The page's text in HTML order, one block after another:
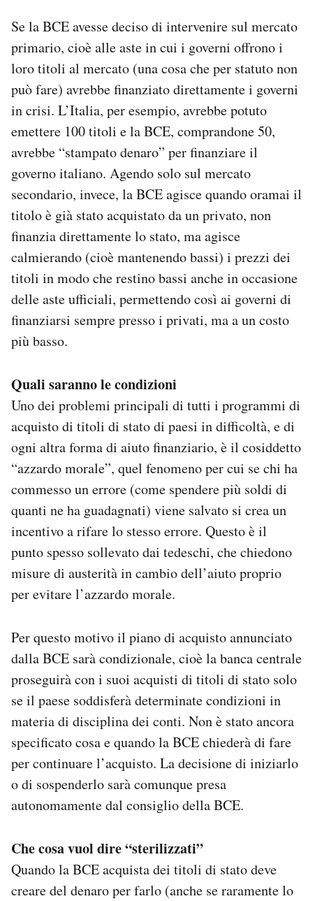
Se la BCE avesse deciso di intervenire sul mercato
primario, cioè alle aste in cui i governi offrono i
loro titoli al mercato (una cosa che per statuto non
può fare) avrebbe finanziato direttamente i governi
in crisi. L’Italia, per esempio, avrebbe potuto
emettere 100 titoli e la BCE, comprandone 50,
avrebbe “stampato denaro” per finanziare il
governo italiano. Agendo solo sul mercato
secondario, invece, la BCE agisce quando oramai il
titolo è già stato acquistato da un privato, non
finanzia direttamente lo stato, ma agisce
calmierando (cioè mantenendo bassi) i prezzi dei
titoli in modo che restino bassi anche in occasione
delle aste ufficiali, permettendo così ai governi di
finanziarsi sempre presso i privati, ma a un costo
più basso.
Quali saranno le condizioni
Uno dei problemi principali di tutti i programmi di
acquisto di titoli di stato di paesi in difficoltà, e di
ogni altra forma di aiuto finanziario, è il cosiddetto
“azzardo morale”, quel fenomeno per cui se chi ha
commesso un errore (come spendere più soldi di
quanti ne ha guadagnati) viene salvato si crea un
incentivo a rifare lo stesso errore. Questo è il
punto spesso sollevato dai tedeschi, che chiedono
misure di austerità in cambio dell’aiuto proprio
per evitare l’azzardo morale.
Per questo motivo il piano di acquisto annunciato
dalla BCE sarà condizionale, cioè la banca centrale
proseguirà con i suoi acquisti di titoli di stato solo
se il paese soddisferà determinate condizioni in
materia di disciplina dei conti. Non è stato ancora
specificato cosa e quando la BCE chiederà di fare
per continuare l’acquisto. La decisione di iniziarlo
o di sospenderlo sarà comunque presa
autonomamente dal consiglio della BCE.
Che cosa vuol dire “sterilizzati”
Quando la BCE acquista dei titoli di stato deve
creare del denaro per farlo (anche se raramente lo